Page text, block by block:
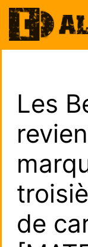
Aller
au
contenu
Les
de